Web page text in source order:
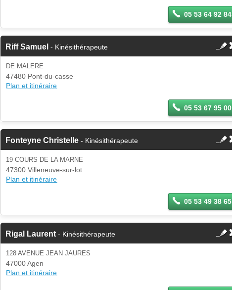
05 53 64 92 84
Riff Samuel - Kinésithérapeute
DE MALERE
47480 Pont-du-casse
Plan et itinéraire
05 53 67 95 00
Fonteyne Christelle - Kinésithérapeute
19 COURS DE LA MARNE
47300 Villeneuve-sur-lot
Plan et itinéraire
05 53 49 38 65
Rigal Laurent - Kinésithérapeute
128 AVENUE JEAN JAURES
47000 Agen
Plan et itinéraire